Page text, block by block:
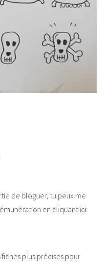
de bloguer, tu peux me
en cliquant ici:
plus précises pour